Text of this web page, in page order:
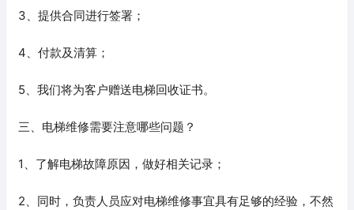
3、提供合同进行签署；
4、付款及清算；
5、我们将为客户赠送电梯回收证书。
三、电梯维修需要注意哪些问题？
1、了解电梯故障原因，做好相关记录；
2、同时，负责人员应对电梯维修事宜具有足够的经验，不然